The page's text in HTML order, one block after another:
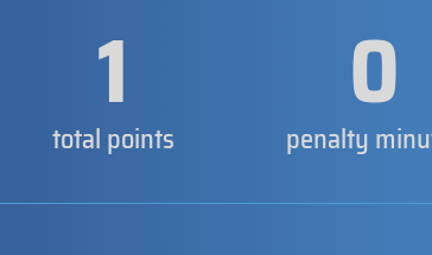
1
total points 0
penalty